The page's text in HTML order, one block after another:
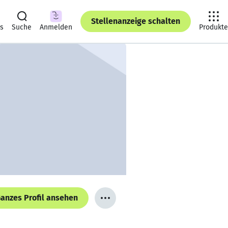
Suche Anmelden
Stellenanzeige schalten
Produkte
Profil ansehen